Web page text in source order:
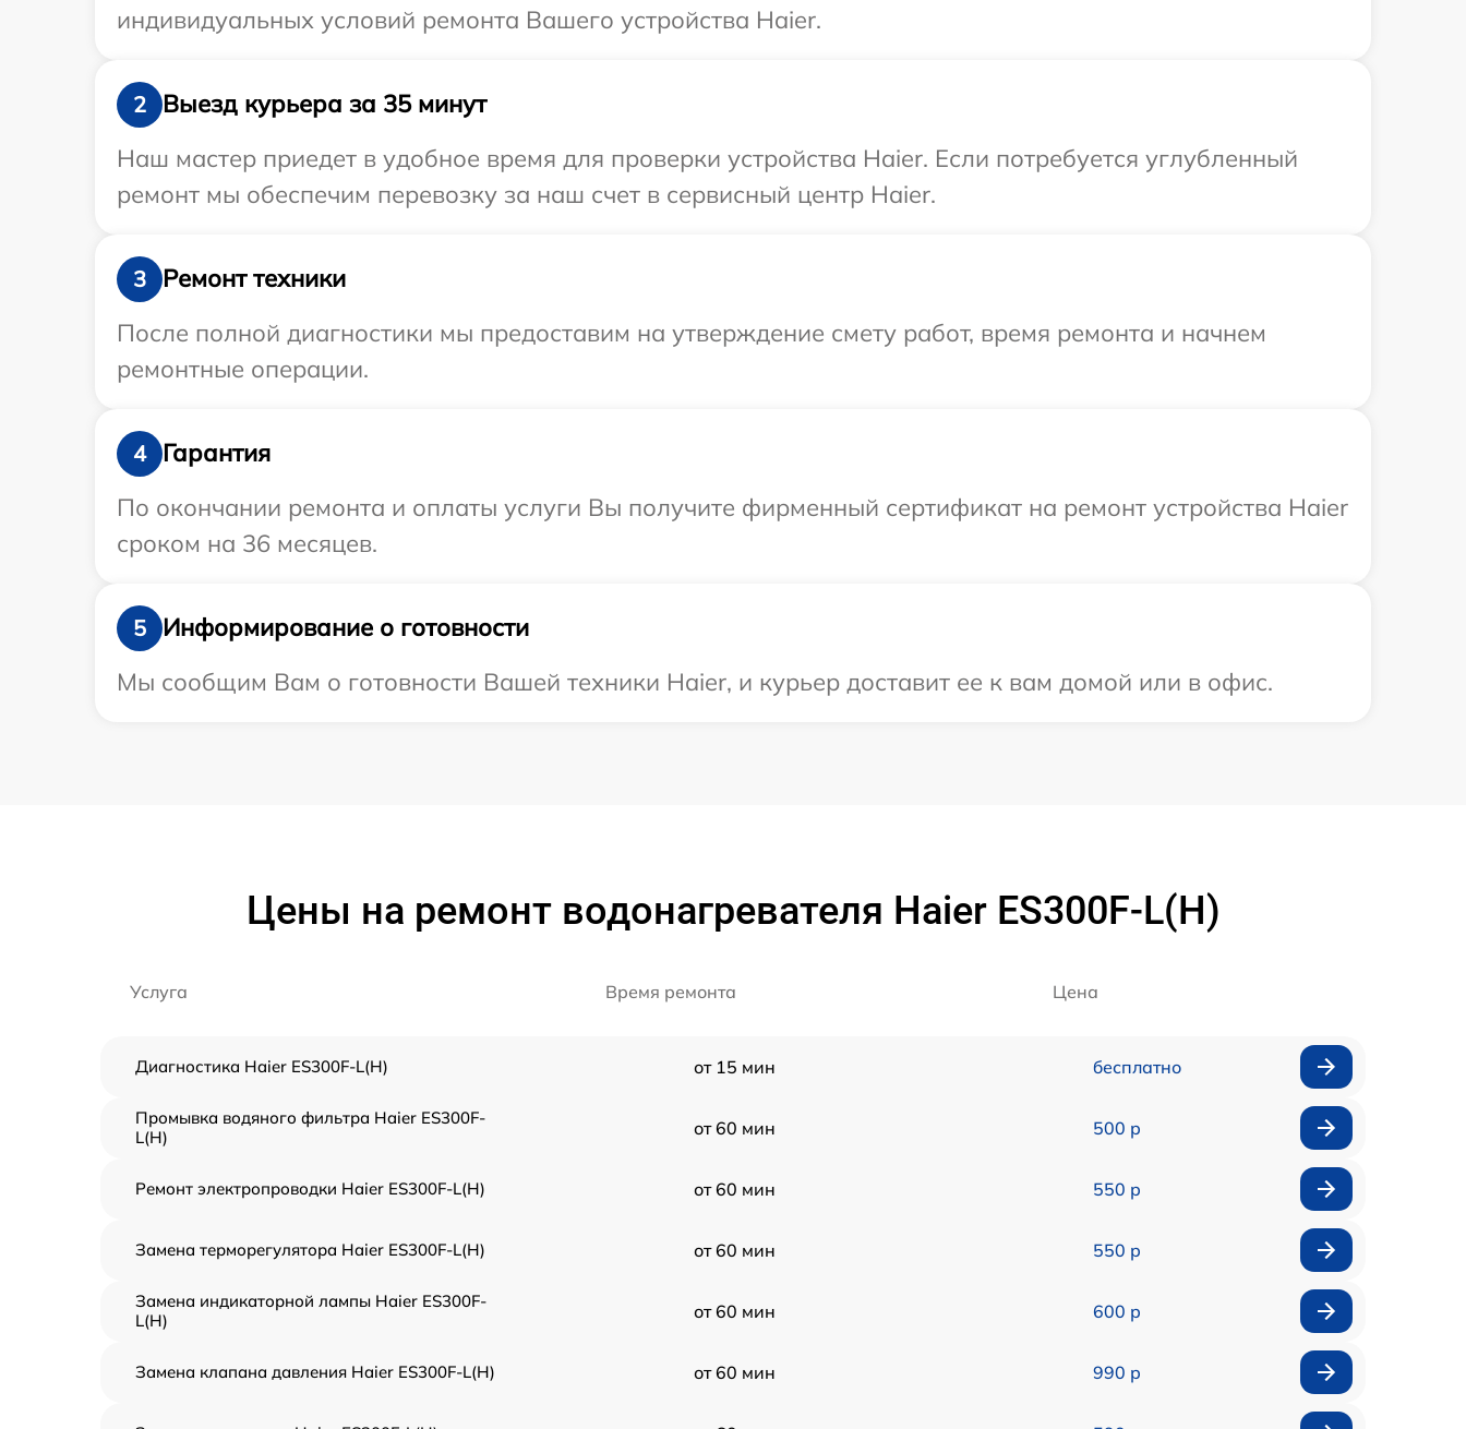
индивидуальных условий ремонта Вашего устройства Haier.
2
Выезд курьера за 35 минут
Наш мастер приедет в удобное время для проверки устройства Haier. Если потребуется углубленный
ремонт мы обеспечим перевозку за наш счет в сервисный центр Haier.
3
Ремонт техники
После полной диагностики мы предоставим на утверждение смету работ, время ремонта и начнем
ремонтные операции.
4
Гарантия
По окончании ремонта и оплаты услуги Вы получите фирменный сертификат на ремонт устройства Haier
сроком на 36 месяцев.
5
Информирование о готовности
Мы сообщим Вам о готовности Вашей техники Haier, и курьер доставит ее к вам домой или в офис.
Цены на ремонт водонагревателя Haier ES300F-L(H)
Услуга Время ремонта Цена
Диагностика Haier ES300F-L(H) от 15 мин бесплатно
Промывка водяного фильтра Haier ES300F-
L(H)
от 60 мин 500 р
Ремонт электропроводки Haier ES300F-L(H) от 60 мин 550 р
Замена терморегулятора Haier ES300F-L(H) от 60 мин 550 р
Замена индикаторной лампы Haier ES300F-
L(H)
от 60 мин 600 р
Замена клапана давления Haier ES300F-L(H) от 60 мин 990 р